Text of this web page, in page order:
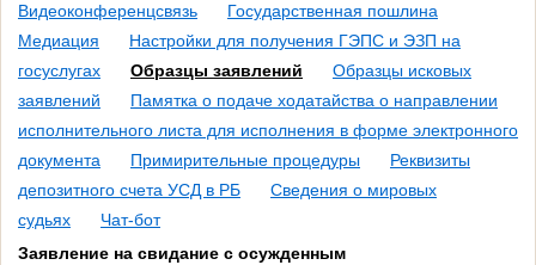
Видеоконференцсвязь
Государственная пошлина
Медиация
Настройки для получения ГЭПС и ЭЗП на
госуслугах
Образцы заявлений
Образцы исковых
заявлений
Памятка о подаче ходатайства о направлении
исполнительного листа для исполнения в форме электронного
документа
Примирительные процедуры
Реквизиты
депозитного счета УСД в РБ
Сведения о мировых
судьях
Чат-бот
Заявление на свидание с осужденным